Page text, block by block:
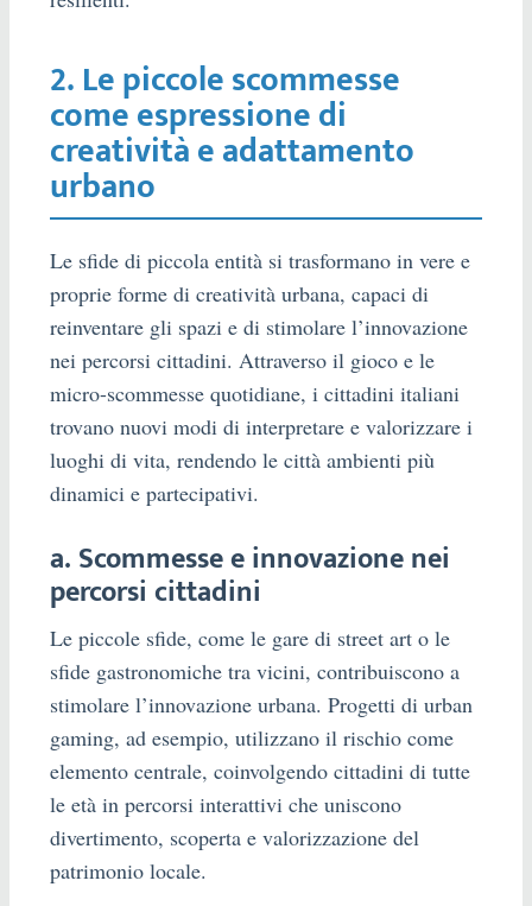
2. Le piccole scommesse
come espressione di
creatività e adattamento
urbano
Le sfide di piccola entità si trasformano in vere e
proprie forme di creatività urbana, capaci di
reinventare gli spazi e di stimolare l’innovazione
nei percorsi cittadini. Attraverso il gioco e le
micro-scommesse quotidiane, i cittadini italiani
trovano nuovi modi di interpretare e valorizzare i
luoghi di vita, rendendo le città ambienti più
dinamici e partecipativi.
a. Scommesse e innovazione nei
percorsi cittadini
Le piccole sfide, come le gare di street art o le
sfide gastronomiche tra vicini, contribuiscono a
stimolare l’innovazione urbana. Progetti di urban
gaming, ad esempio, utilizzano il rischio come
elemento centrale, coinvolgendo cittadini di tutte
le età in percorsi interattivi che uniscono
divertimento, scoperta e valorizzazione del
patrimonio locale.